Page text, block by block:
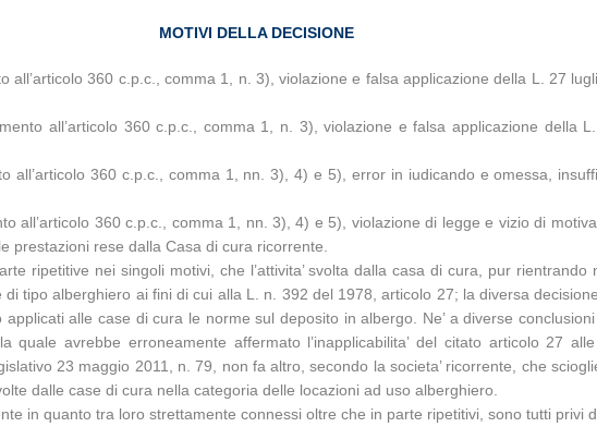
MOTIVI DELLA DECISIONE
360 c.p.c., comma 1, n. 3), violazione e falsa applicazione della L. 27
all’articolo 360 c.p.c., comma 1, n. 3), violazione e falsa applicazione della
all’articolo 360 c.p.c., comma 1, nn. 3), 4) e 5), error in iudicando e omessa,
all’articolo 360 c.p.c., comma 1, nn. 3), 4) e 5), violazione di legge e vizio di
prestazioni rese dalla Casa di cura ricorrente.
ripetitive nei singoli motivi, che l’attivita’ svolta dalla casa di cura, pur rientrando
tipo alberghiero ai fini di cui alla L. n. 392 del 1978, articolo 27; la diversa
alle case di cura le norme sul deposito in albergo. Ne’ a diverse
avrebbe erroneamente affermato l’inapplicabilita’ del citato articolo 27
23 maggio 2011, n. 79, non fa altro, secondo la societa’ ricorrente, che
dalle case di cura nella categoria delle locazioni ad uso alberghiero.
in quanto tra loro strettamente connessi oltre che in parte ripetitivi, sono tutti privi